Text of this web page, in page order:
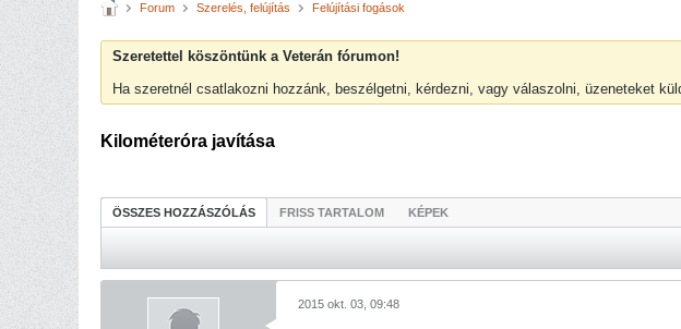
Forum Szerelés, felújítás Felújítási fogások
Szeretettel köszöntünk a Veterán fórumon!
Ha szeretnél csatlakozni hozzánk, beszélgetni, kérdezni, vagy válaszolni, üzeneteket
Kilométeróra javítása
ÖSSZES HOZZÁSZÓLÁS FRISS TARTALOM KÉPEK
2015 okt. 03, 09:48